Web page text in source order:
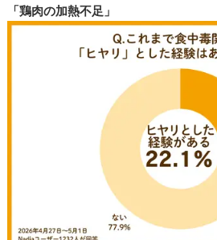
「鶏肉の加熱不足」